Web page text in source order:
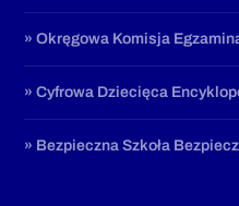
» Okręgowa Komisja
» Cyfrowa Dziecięca
» Bezpieczna Szkoła